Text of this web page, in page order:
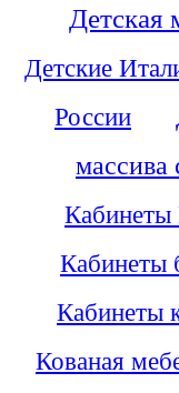
Детская
Детские
России
массива
Кабинеты
Кабинеты
Кабинеты
Кованая